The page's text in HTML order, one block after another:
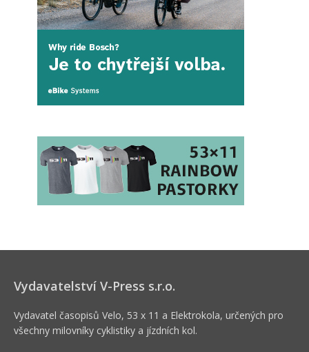
Vydavatelství V-Press s.r.o.
Vydavatel časopisů Velo, 53 x 11 a Elektrokola, určených pro
všechny milovníky cyklistiky a jízdních kol.